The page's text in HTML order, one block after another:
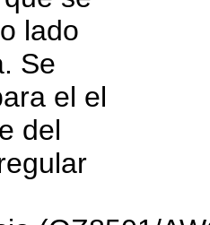
lado
Se
el el
del